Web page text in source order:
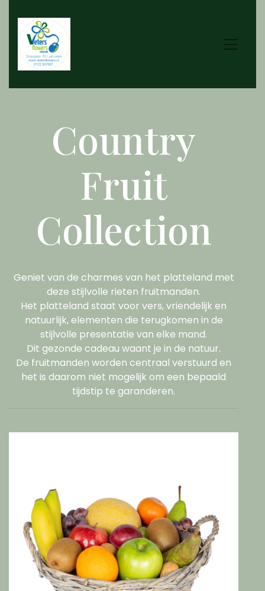
Country
Fruit
Collection
Geniet van de charmes van het platteland met
deze stijlvolle rieten fruitmanden.
Het platteland staat voor vers, vriendelijk en
natuurlijk, elementen die terugkomen in de
stijlvolle presentatie van elke mand.
Dit gezonde cadeau waant je in de natuur.
De fruitmanden worden centraal verstuurd en
het is daarom niet mogelijk om een bepaald
tijdstip te garanderen.